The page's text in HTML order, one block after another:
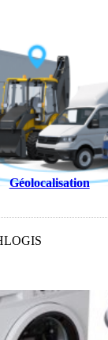
Géolocalisation